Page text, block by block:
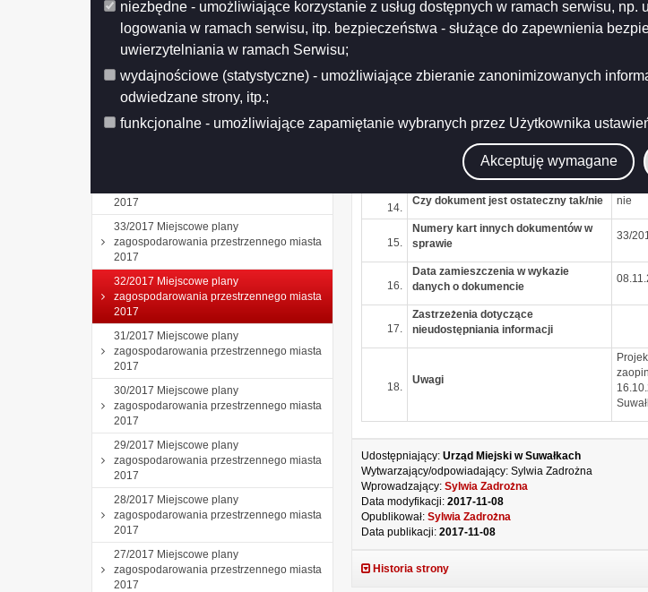
niezbędne - umożliwiające korzystanie z usług dostępnych w ramach serwisu,
logowania w ramach serwisu, itp. bezpieczeństwa - służące do zapewnienia
uwierzytelniania w ramach Serwisu;
wydajnościowe (statystyczne) - umożliwiające zbieranie zanonimizowanych
odwiedzane strony, itp.;
funkcjonalne - umożliwiające zapamiętanie wybranych przez Użytkownika
Akceptuję wymagane
37/2017 Miejscowe plany
zagospodarowania przestrzennego miasta
2017
zagospodarowania przestrzennego miasta
2017
35/2017 Miejscowe plany
zagospodarowania przestrzennego miasta
2017
33/2017 Miejscowe plany
zagospodarowania przestrzennego miasta
2017
32/2017 Miejscowe plany
zagospodarowania przestrzennego miasta
2017
31/2017 Miejscowe plany
zagospodarowania przestrzennego miasta
2017
30/2017 Miejscowe plany
zagospodarowania przestrzennego miasta
2017
29/2017 Miejscowe plany
zagospodarowania przestrzennego miasta
2017
28/2017 Miejscowe plany
zagospodarowania przestrzennego miasta
2017
27/2017 Miejscowe plany
zagospodarowania przestrzennego miasta
2017
Data dokumentu
11.
Data zatwierdzenia dokumentu
12.
Miejsce przechowywania dokumentu
Adres elektroniczny zawierający
odnośnik do dokumentu
14.
Czy dokument jest ostateczny tak/nie nie
15.
Numery kart innych dokumentów w
sprawie
33/
16.
Data zamieszczenia w wykazie
danych o dokumencie
17.
Zastrzeżenia dotyczące
nieudostępniania informacji
18.
Uwagi
Udostępniający: Urząd Miejski w Suwałkach
Wytwarzający/odpowiadający: Sylwia Zadrożna
Wprowadzający: Sylwia Zadrożna
Data modyfikacji: 2017-11-08
Opublikował: Sylwia Zadrożna
Data publikacji: 2017-11-08
Historia strony